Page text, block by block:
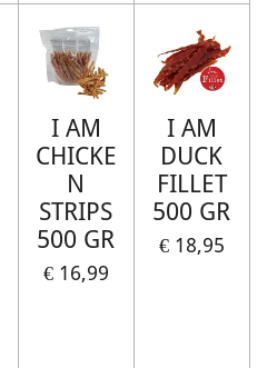
I AM
CHICKE
N
STRIPS
500 GR
€ 16,99
I AM
DUCK
FILLET
500 GR
€ 18,95